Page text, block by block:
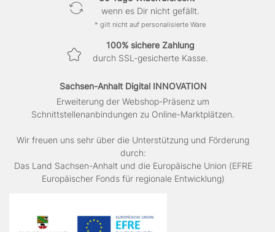
wenn es Dir nicht gefällt.
* gilt nicht auf personalisierte Ware
100% sichere Zahlung
durch SSL-gesicherte Kasse.
Sachsen-Anhalt Digital INNOVATION
Erweiterung der Webshop-Präsenz um
Schnittstellenanbindungen zu Online-Marktplätzen.
Wir freuen uns sehr über die Unterstützung und Förderung
durch:
Das Land Sachsen-Anhalt und die Europäische Union (EFRE
Europäischer Fonds für regionale Entwicklung)